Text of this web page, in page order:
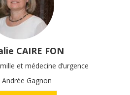
CAIRE FON
et médecine d’urgence
Andrée Gagnon